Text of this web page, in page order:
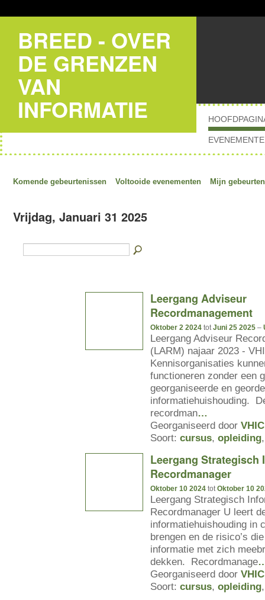
BREED - OVER
DE GRENZEN
VAN
INFORMATIE
Komende gebeurtenissen Voltooide evenementen Mijn
Vrijdag, Januari 31 2025
Leergang Adviseur
Recordmanagement
Oktober 2 2024 tot Juni 25 2025 –
Leergang Adviseur
(LARM) najaar 2023 -
Kennisorganisaties
functioneren zonder een
georganiseerde en
informatiehuishouding.
recordman…
Georganiseerd door
Soort: cursus, opleiding
Leergang Strategisch
Recordmanager
Oktober 10 2024 totOktober 10
Leergang Strategisch
Recordmanager U leert
informatiehuishouding in
brengen en de risico’s
informatie met zich
dekken. Recordmanage
Georganiseerd door
Soort: cursus, opleiding